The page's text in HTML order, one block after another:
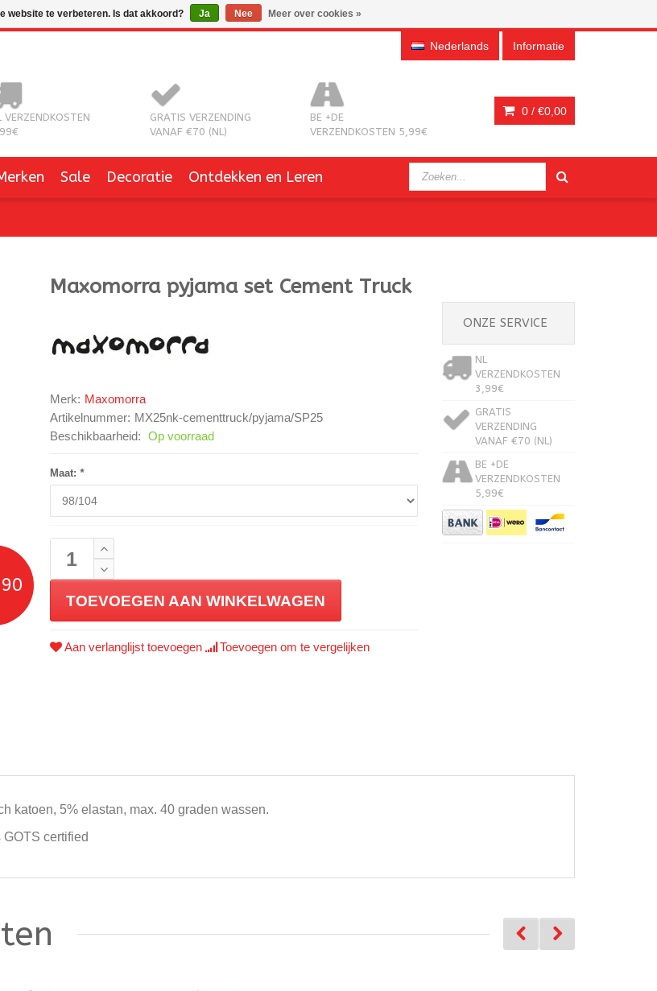
Nederlands Informatie
VERZENDKOSTEN
GRATIS VERZENDING
VANAF €70 (NL)
BE +DE
VERZENDKOSTEN 5,99€
0 / €0,00
Sale Decoratie Ontdekken en Leren
Maxomorra pyjama set Cement Truck
Merk: Maxomorra
Artikelnummer: MX25nk-cementtruck/pyjama/SP25
Beschikbaarheid: Op voorraad
Maat: *
TOEVOEGEN AAN WINKELWAGEN
Aan verlanglijst toevoegen Toevoegen om te vergelijken
ONZE SERVICE
NL
VERZENDKOSTEN
3,99€
GRATIS
VERZENDING
VANAF €70 (NL)
BE +DE
VERZENDKOSTEN
5,99€
katoen, 5% elastan, max. 40 graden wassen.
GOTS certified
website te verbeteren. Is dat akkoord? Ja Nee Meer over cookies »